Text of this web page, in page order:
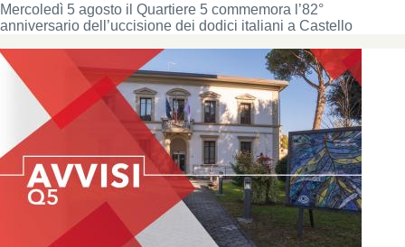
Mercoledì 5 agosto il Quartiere 5 commemora l’82°
anniversario dell’uccisione dei dodici italiani a Castello